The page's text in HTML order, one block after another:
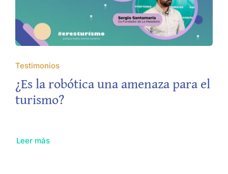
Testimonios
¿Es la robótica una amenaza para el
turismo?
Leer más